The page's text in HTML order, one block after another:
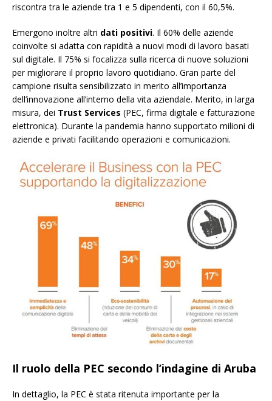
riscontra tra le aziende tra 1 e 5 dipendenti, con il 60,5%.
Emergono inoltre altri dati positivi. Il 60% delle aziende
coinvolte si adatta con rapidità a nuovi modi di lavoro basati
sul digitale. Il 75% si focalizza sulla ricerca di nuove soluzioni
per migliorare il proprio lavoro quotidiano. Gran parte del
campione risulta sensibilizzato in merito all’importanza
dell’innovazione all’interno della vita aziendale. Merito, in larga
misura, dei Trust Services (PEC, firma digitale e fatturazione
elettronica). Durante la pandemia hanno supportato milioni di
aziende e privati facilitando operazioni e comunicazioni.
Il ruolo della PEC secondo l’indagine di Aruba
In dettaglio, la PEC è stata ritenuta importante per la